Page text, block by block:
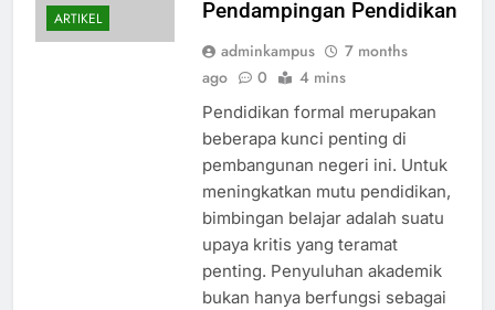
ARTIKEL Pendampingan Pendidikan
adminkampus
7 months
ago
0 4 mins
Pendidikan formal merupakan
beberapa kunci penting di
pembangunan negeri ini. Untuk
meningkatkan mutu pendidikan,
bimbingan belajar adalah suatu
upaya kritis yang teramat
penting. Penyuluhan akademik
bukan hanya berfungsi sebagai